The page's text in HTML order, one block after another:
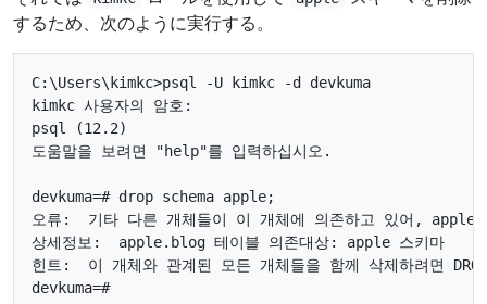
するため、次のように実行する。
C:\Users\kimkc>psql -U kimkc -d devkuma
kimkc 사용자의 암호:
psql (12.2)
도움말을 보려면 "help"를 입력하십시오.
devkuma=# drop schema apple;
오류:  기타 다른 개체들이 이 개체에 의존하고 있어, apple
상세정보:  apple.blog 테이블 의존대상: apple 스키마
힌트:  이 개체와 관계된 모든 개체들을 함께 삭제하려면